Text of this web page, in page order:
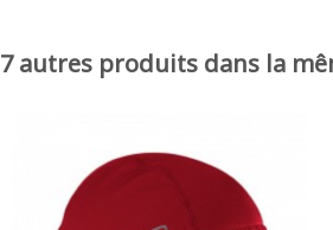
7 autres produits dans la